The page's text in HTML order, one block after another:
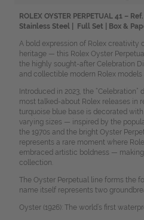
ROLEX OYSTER PERPETUAL 41 –
Stainless Steel |
Full Set | Box &
A bold expression of Rolex creativity
heritage — this Rolex Oyster
the highly sought-after Celebration
and collectible modern Rolex models
Introduced in 2023, the
most talked-about Rolex releases in
turquoise blue base is decorated
varying sizes — inspired by the
the 1970s and the bright Oyster
represents a rare moment where
embraced artistic boldness —
collection.
The Oyster Perpetual line forms the
name itself represents two
Oyster (1926): The world’s first